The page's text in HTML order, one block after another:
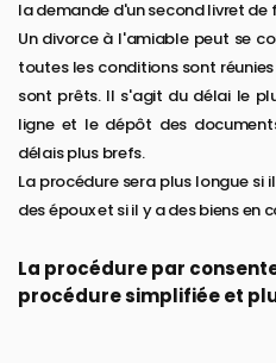
la demande d'un second livret de
Un divorce à l'amiable peut se
toutes les conditions sont
sont prêts. Il s'agit du délai le
ligne et le dépôt des
délais plus brefs.
La procédure sera plus longue si
des époux et si il y a des biens en
La procédure par
procédure simplifiée et